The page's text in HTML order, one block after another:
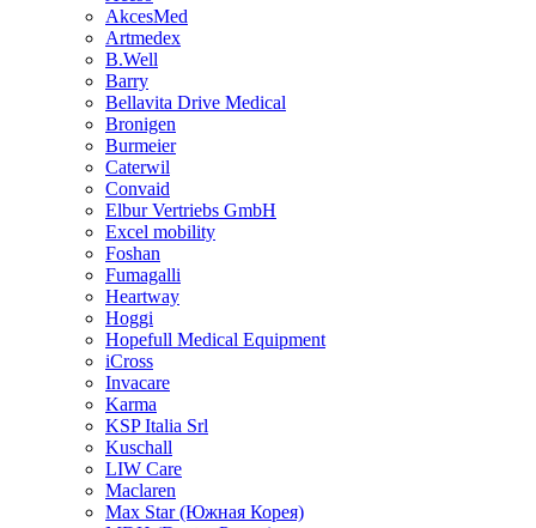
AkcesMed
Artmedex
B.Well
Barry
Bellavita Drive Medical
Bronigen
Burmeier
Caterwil
Convaid
Elbur Vertriebs GmbH
Excel mobility
Foshan
Fumagalli
Heartway
Hoggi
Hopefull Medical Equipment
iCross
Invacare
Karma
KSP Italia Srl
Kuschall
LIW Care
Maclaren
Max Star (Южная Корея)